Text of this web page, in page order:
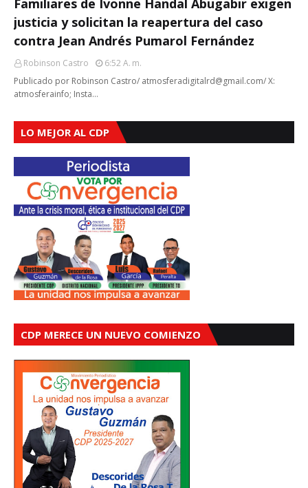
Familiares de Ivonne Handal Abugabir exigen
justicia y solicitan la reapertura del caso
contra Jean Andrés Pumarol Fernández
Robinson Castro
6:52 A. M.
Publicado por Robinson Castro/ atmosferadigitalrd@gmail.com/ X:
atmosferainfo; Insta…
LO MEJOR AL CDP
CDP MERECE UN NUEVO COMIENZO